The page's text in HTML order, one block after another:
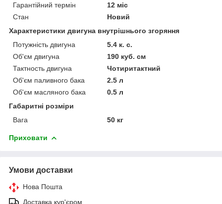
Гарантійний термін
12 міс
Стан
Новий
Характеристики двигуна внутрішнього згоряння
Потужність двигуна
5.4 к. с.
Об'єм двигуна
190 куб. см
Тактность двигуна
Чотиритактний
Об'єм паливного бака
2.5 л
Об'єм масляного бака
0.5 л
Габаритні розміри
Вага
50 кг
Приховати
Умови доставки
Нова Пошта
Доставка кур'єром